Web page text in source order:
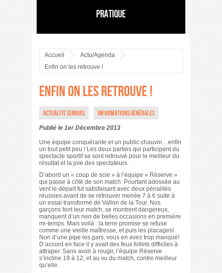
Pratique
Accueil
Actu/Agenda
Enfin on les retrouve !
Enfin on les retrouve !
Actualité Seniors Informations générales
Publié le 1er Décembre 2013
Une équipe conquérante et un public chauvin…enfin
un tout petit peu ! Les deux parties qui participent du
spectacle sportif se sont retrouvé pour le meilleur du
résultat et la joie des spectateurs.
D’abord un « coup de scie » à l’équipe « Réserve »
qui passe à côté de son match. Pourtant adossée au
vent le départ fut satisfaisant avec deux pénalités
réussies avant de se retrouver menée 7 à 6 suite à
un essai transformé de Vallon de la Tour. Nos
garçons font leur match, se montrent dangereux,
manquent d’un rien de belles occasions en première
mi-temps. Mais voilà : la terre promise se refuse
comme une vieille maîtresse, et puis les placages!
Non d’une pipe les gars, vous en avez trop manqué!
D’accord en face il y avait des feux follets difficiles à
attraper. Sans avoir à rougir, l’équipe Réserve
s’incline 19 à 12, et au vu du match, contre meilleur
qu’elle.